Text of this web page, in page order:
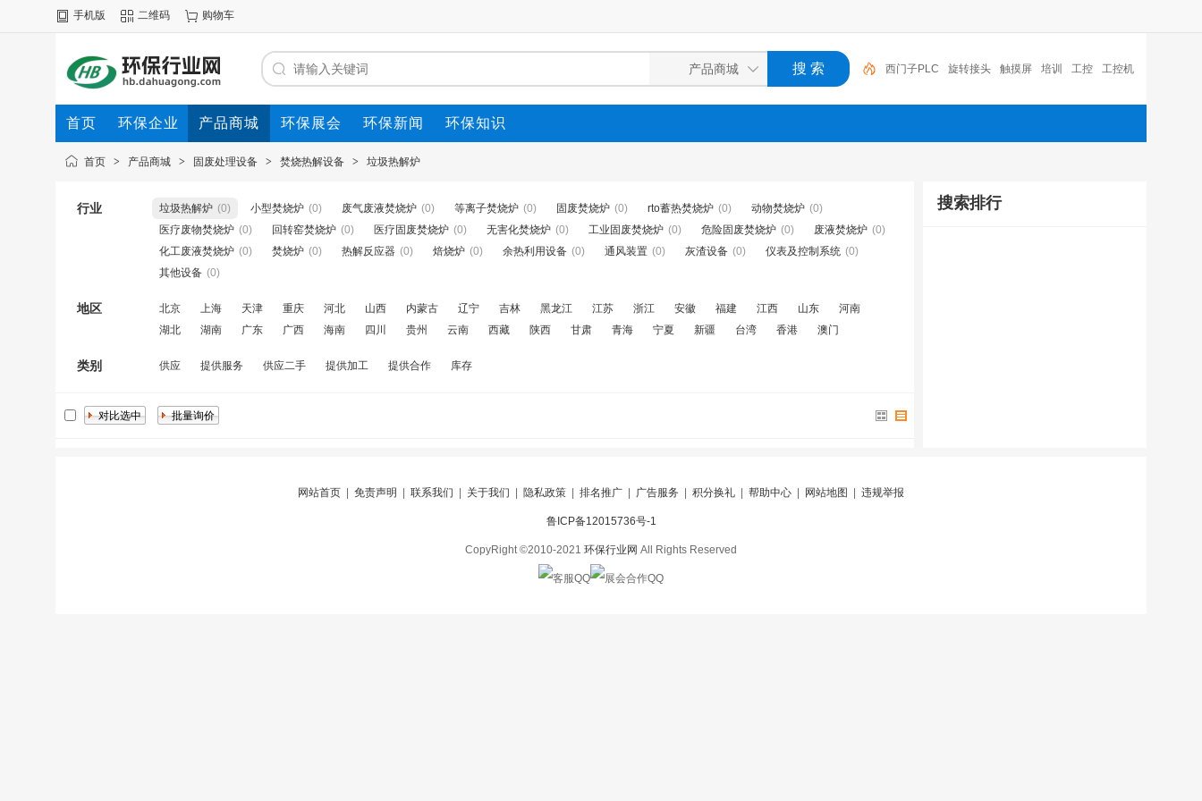
手机版 二维码 购物车
西门子PLC 旋转接头 触摸屏 培训 工控 工控机
变送器 球阀 plc 阀门
首页 环保企业 产品商城 环保展会 环保新闻 环保知识
首页 > 产品商城 > 固废处理设备 > 焚烧热解设备 > 垃圾热解炉
行业 垃圾热解炉 (0) 小型焚烧炉 (0) 废气废液焚烧炉 (0) 等离子焚烧炉 (0) 固废焚烧炉 (0) rto蓄热焚烧炉 (0) 动物焚烧炉 (0)
医疗废物焚烧炉 (0) 回转窑焚烧炉 (0) 医疗固废焚烧炉 (0) 无害化焚烧炉 (0) 工业固废焚烧炉 (0) 危险固废焚烧炉 (0) 废液焚烧炉 (0)
化工废液焚烧炉 (0) 焚烧炉 (0) 热解反应器 (0) 焙烧炉 (0) 余热利用设备 (0) 通风装置 (0) 灰渣设备 (0) 仪表及控制系统 (0)
其他设备 (0)
地区 北京 上海 天津 重庆 河北 山西 内蒙古 辽宁 吉林 黑龙江 江苏 浙江 安徽 福建 江西 山东
河南
湖北
湖南 广东 广西 海南 四川 贵州 云南 西藏 陕西 甘肃 青海 宁夏 新疆 台湾 香港 澳门
类别 供应 提供服务 供应二手 提供加工 提供合作 库存
搜索排行
网站首页 免责声明 联系我们 关于我们 隐私政策 排名推广 广告服务 积分换礼 帮助中心 网站地图 违规举报
鲁ICP备12015736号-1
CopyRight ©2010-2021 环保行业网 All Rights Reserved